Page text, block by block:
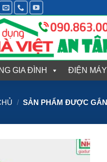
GIA ĐÌNH ĐIỆN MÁY
/ SẢN PHẨM ĐƯỢC